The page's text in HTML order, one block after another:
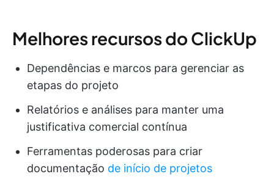
Melhores recursos do ClickUp
Dependências e marcos para gerenciar as
etapas do projeto
Relatórios e análises para manter uma
justificativa comercial contínua
Ferramentas poderosas para criar
documentação de início de projetos